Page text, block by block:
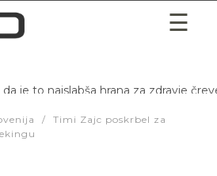
je to najslabša hrana za zdravje
/
Timi Zajc poskrbel za